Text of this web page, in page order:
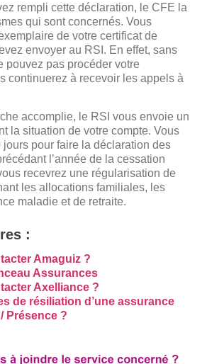
rempli cette déclaration, le CFE la
qui sont concernés. Vous
de votre certificat de
envoyer au RSI. En effet, sans
pouvez pas procéder votre
continuerez à recevoir les appels à
accomplie, le RSI vous envoie un
la situation de votre compte. Vous
pour faire la déclaration des
l’année de la cessation
recevrez une régularisation de
les allocations familiales, les
maladie et de retraite.
:
Amaguiz ?
Assurances
Axelliance ?
de résiliation d’une assurance
Présence ?